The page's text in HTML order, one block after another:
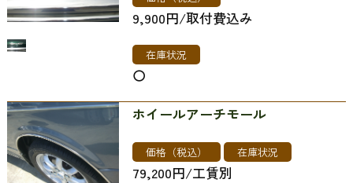
9,900円/取付費込み
在庫状況
〇
ホイールアーチモール
価格（税込） 在庫状況
79,200円/工賃別